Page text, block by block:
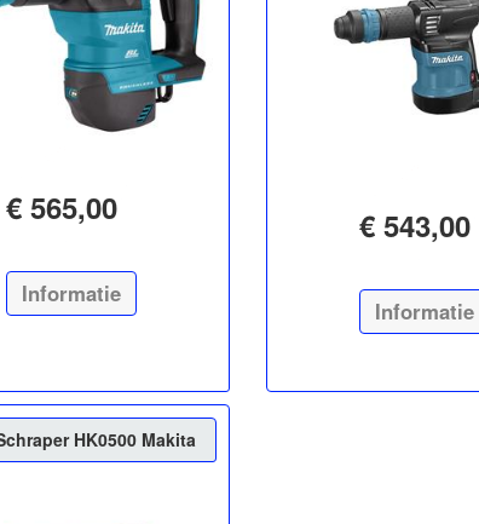
€ 565,00
Informatie
€ 543,00
Informatie
HK0500 Makita